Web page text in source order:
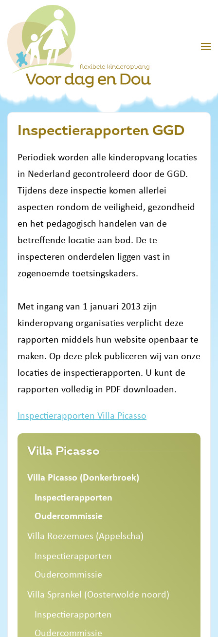
Skip to main content
Inspectierapporten GGD
Periodiek worden alle kinderopvang locaties
in Nederland gecontroleerd door de GGD.
Tijdens deze inspectie komen allerlei
aspecten rondom de veiligheid, gezondheid
en het pedagogisch handelen van de
betreffende locatie aan bod. De te
inspecteren onderdelen liggen vast in
zogenoemde toetsingskaders.
Met ingang van 1 januari 2013 zijn
kinderopvang organisaties verplicht deze
rapporten middels hun website openbaar te
maken. Op deze plek publiceren wij van onze
locaties de inspectierapporten. U kunt de
rapporten volledig in PDF downloaden.
Inspectierapporten Villa Picasso
Villa Picasso
Villa Picasso (Donkerbroek)
Inspectierapporten
Oudercommissie
Villa Roezemoes (Appelscha)
Inspectierapporten
Oudercommissie
Villa Sprankel (Oosterwolde noord)
Inspectierapporten
Oudercommissie